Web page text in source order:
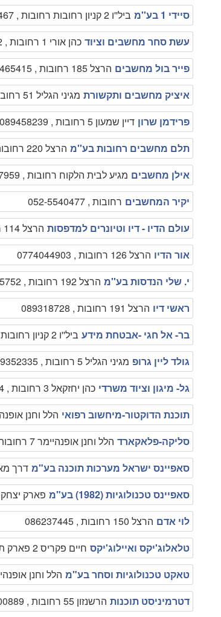
סיידי 1 בע''מ
ביל''ו 2 קניון רחובות רחובות , 089494467
עשת סחר מחשבים וציוד כהן אורי 1 רחובות , 089494112
פייר בול מחשבים הרצל 185 רחובות , 089465415
איציק מחשבים ותקשורת מגיני הגליל 51 רחובות , 0549717511
פרידמן שרון דיין שמעון 5 רחובות , 089458239
תלם מחשבים רחובות בע''מ הרצל 220 רחובות , 089473245
אילן מחשבים מגיע לבית הלקוח רחובות , 050-5597959
יקיר המחשבים רחובות , 052-5540477
עולם הדיו - דיו וטיונרים למדפסות הרצל 114 רחובות , 089353779
אור הדיו הרצל 126 רחובות , 0774044903
י. שלי הנדסות בע''מ הרצל 192 רחובות , 089315752
ראשי דיו הרצל 191 רחובות , 089318728
בר- אל חגי -אבטחת מידע ביל''ו 2 קניון רחובות רחובות , 089354152
גולד ליין גרופ מגיני הגליל 5 רחובות , 089352335
גל- מיגון וציוד משרדי כהן יחזקאל 3 רחובות , 0542036354
תוכנת הדוקטור-מיחשוב רפואי הלל וחנן אופנהיימר 7 רחובות ,
סליקה-פלאקארד הלל וחנן אופנהיימר 7 רחובות , 089467540
סאפיינס ישראל מערכות תוכנה בע"מ דרך מאיר ויסגל 2
סאפיינס טכנולוגיות (1982) בע"מ
פארק יצחק
לוי אדם הרצל 150 רחובות , 086237445
טלאלוג'יקס ואיילוג'יקס חיים פקריס 2 פארק תמר רחובות , 089471212
טאקט טכנולוגיות וסחר בע"מ הלל וחנן אופנהיימר 7 קרית ויצמן פארק רבין
דטרמיניסט תוכנות הרשנזון 55 רחובות , 089400889